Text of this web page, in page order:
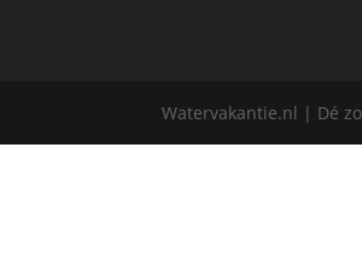
Watervakantie.nl | Dé